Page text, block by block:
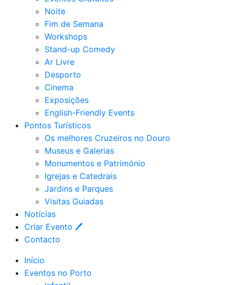
Noite
Fim de Semana
Workshops
Stand-up Comedy
Ar Livre
Desporto
Cinema
Exposições
English-Friendly Events
Pontos Turísticos
Os melhores Cruzeiros no Douro​
Museus e Galerias
Monumentos e Património
Igrejas e Catedrais
Jardins e Parques
Visitas Guiadas
Notícias
Criar Evento 🖊
Contacto
Início
Eventos no Porto